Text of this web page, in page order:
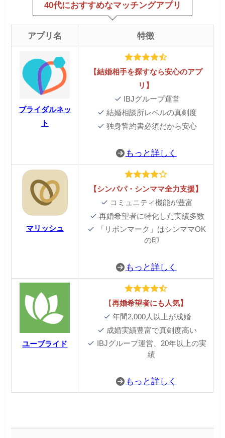
40代におすすめなマッチングアプリ
アプリ名 特徴
ブライダルネッ
ト
【結婚相手を探すなら安心のアプ
リ】
IBJグループ運営
結婚相談所レベルの真剣度
独身誓約書必須だから安心
もっと詳しく
マリッシュ
【シンパパ・シンママ全力支援】
コミュニティ機能が豊富
再婚希望者に特化した実績多数
「リボンマーク」はシンママOK
の印
もっと詳しく
ユーブライド
【再婚希望者にも人気】
年間2,000人以上が成婚
成婚実績豊富で真剣度高い
IBJグループ運営、20年以上の実
績
もっと詳しく